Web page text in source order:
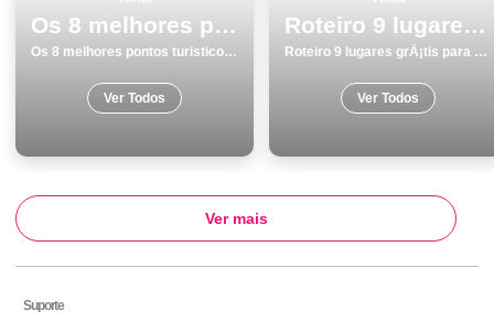
Os 8 melhores pontos turisticos e passeios em Lisboa
Os 8 melhores pontos turisticos e passeios em Lisboa
Ver Todos
Roteiro 9 lugares grÃ¡tis para visitar em Matosinhos
Roteiro 9 lugares grÃ¡tis para visitar em Matosinhos
Ver Todos
Ver mais
Suporte